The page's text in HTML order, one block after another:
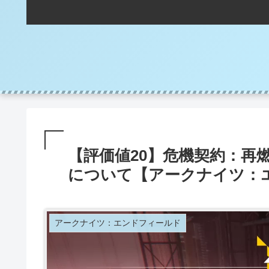
【評価値20】危機契約：
について【アークナイツ：
アークナイツ：エンドフィールド